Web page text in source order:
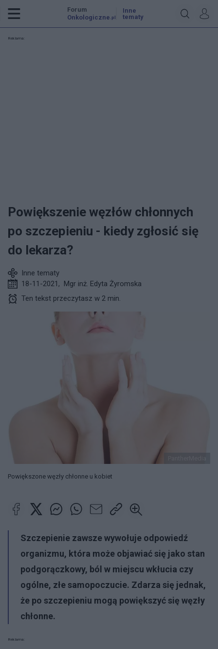
Forum
Onkologiczne .pl
Inne
tematy
Reklama:
Powiększenie węzłów chłonnych
po szczepieniu - kiedy zgłosić się
do lekarza?
Inne tematy
18-11-2021 , Mgr inż. Edyta Żyromska
Ten tekst przeczytasz w 2 min.
Powiększone węzły chłonne u kobiet
Szczepienie zawsze wywołuje odpowiedź
organizmu, która może objawiać się jako stan
podgorączkowy, ból w miejscu wkłucia czy
ogólne, złe samopoczucie. Zdarza się jednak,
że po szczepieniu mogą powiększyć się węzły
chłonne.
Reklama: